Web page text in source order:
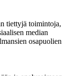
tiettyjä toimintoja,
median
osapuolien